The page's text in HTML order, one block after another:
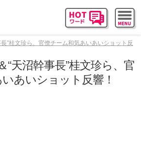
”桂文珍ら、官僚チーム和気あいあいショット反
“天沼幹事長”桂文珍ら、官
あいショット反響！